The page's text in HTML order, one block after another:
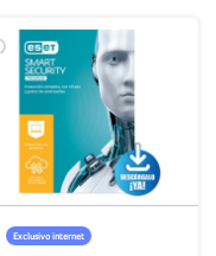
Exclusivo internet